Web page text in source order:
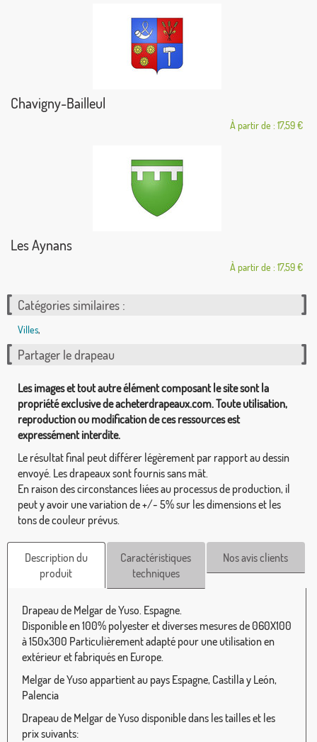
Chavigny-Bailleul
À partir de : 17,59 €
Les Aynans
À partir de : 17,59 €
Catégories similaires :
Villes,
Partager le drapeau
Les images et tout autre élément composant le site sont la
propriété exclusive de acheterdrapeaux.com. Toute utilisation,
reproduction ou modification de ces ressources est
expressément interdite.
Le résultat final peut différer légèrement par rapport au dessin
envoyé. Les drapeaux sont fournis sans mât.
En raison des circonstances liées au processus de production, il
peut y avoir une variation de +/- 5% sur les dimensions et les
tons de couleur prévus.
Description du
produit
Caractéristiques
techniques
Nos avis clients
Drapeau de Melgar de Yuso. Espagne.
Disponible en 100% polyester et diverses mesures de 060X100
à 150x300 Particulièrement adapté pour une utilisation en
extérieur et fabriqués en Europe.
Melgar de Yuso appartient au pays Espagne, Castilla y León,
Palencia
Drapeau de Melgar de Yuso disponible dans les tailles et les
prix suivants: